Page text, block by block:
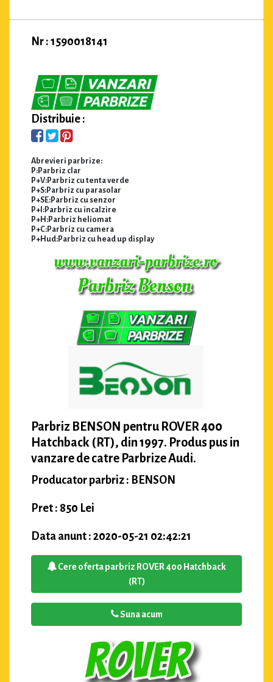
Nr : 1590018141
Distribuie :
Abrevieri parbrize:
P:Parbriz clar
P+V:Parbriz cu tenta verde
P+S:Parbriz cu parasolar
P+SE:Parbriz cu senzor
P+I:Parbriz cu incalzire
P+H:Parbriz heliomat
P+C:Parbriz cu camera
P+Hud:Parbriz cu head up display
Parbriz BENSON pentru ROVER 400
Hatchback (RT), din 1997. Produs pus in
vanzare de catre Parbrize Audi.
Producator parbriz : BENSON
Pret : 850 Lei
Data anunt : 2020-05-21 02:42:21
Cere oferta parbriz ROVER 400 Hatchback
(RT)
Suna acum